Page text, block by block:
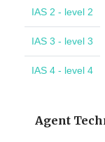
IAS 2 - level 2
IAS 3 - level 3
IAS 4 - level 4
Agent